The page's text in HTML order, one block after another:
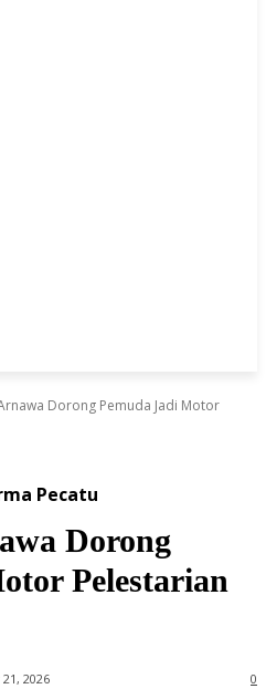
Dorong Pemuda Jadi Motor
Pecatu
Dorong
Pelestarian
21, 2026 0